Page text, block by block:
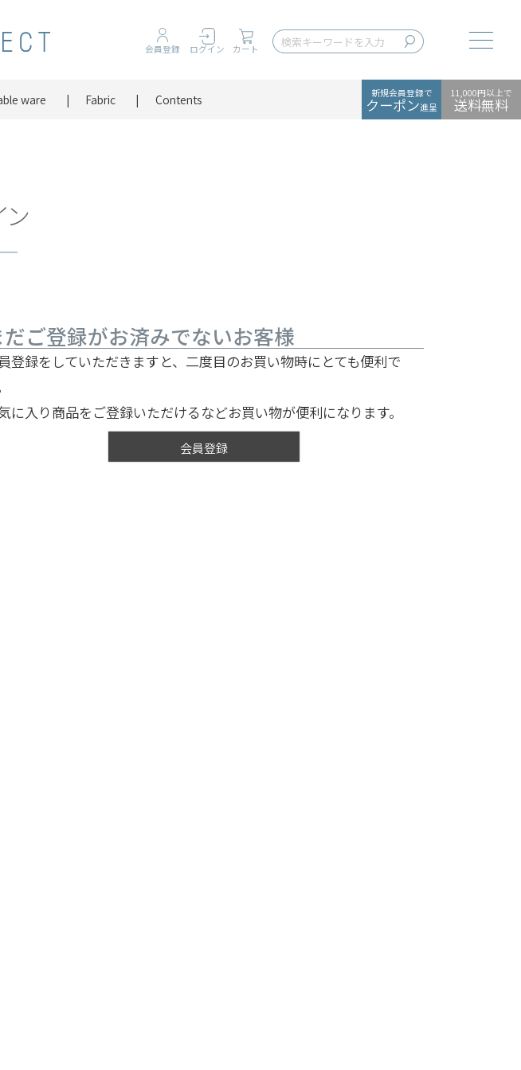
会員登録 ログイン カート
ware Fabric Contents 新規会員登録で
クーポン進呈
11,000円以上で
送料無料
ン
だご登録がお済みでないお客様
登録をしていただきますと、二度目のお買い物時にとても便利で
に入り商品をご登録いただけるなどお買い物が便利になります。
会員登録